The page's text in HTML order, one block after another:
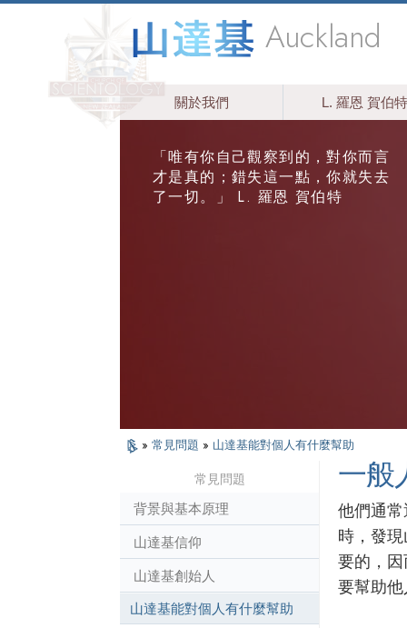
Auckland
關於我們 L. 羅恩 賀伯特
「唯有你自己觀察到的，對你而言
才是真的；錯失這一點，你就失去
了一切。」 L. 羅恩 賀伯特
» 常見問題 » 山達基能對個人有什麼幫助
一般
他們通
時，發
要的，
要幫助他
常見問題
背景與基本原理
山達基信仰
山達基創始人
山達基能對個人有什麼幫助